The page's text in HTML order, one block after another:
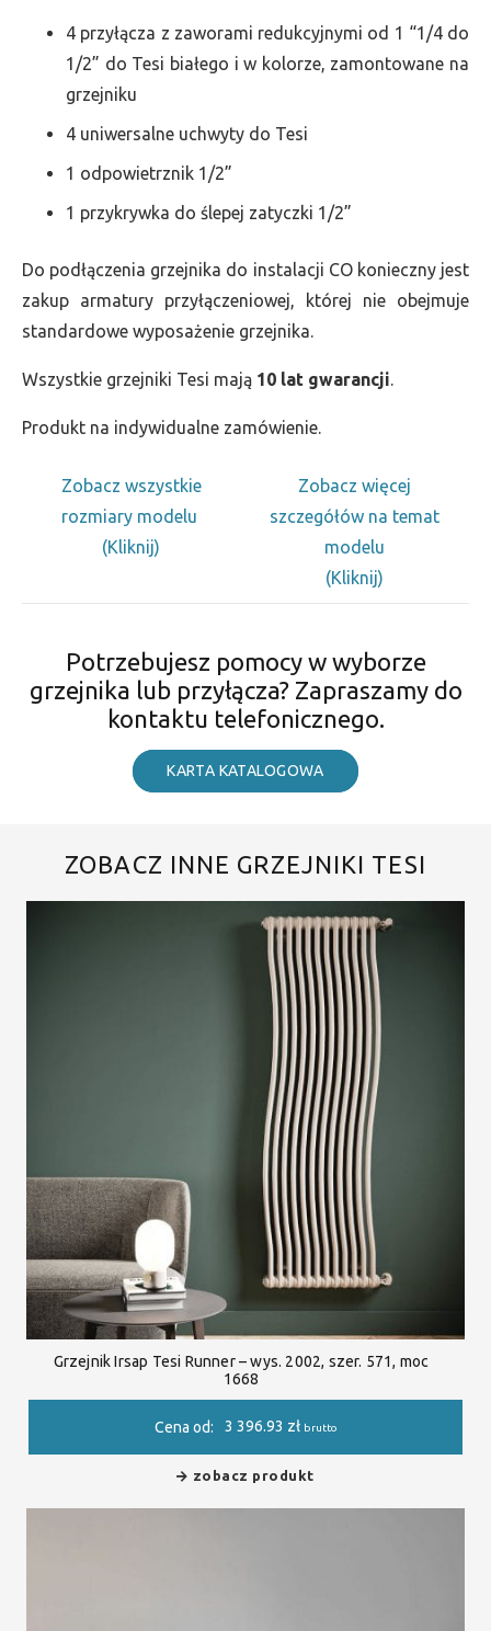
4 przyłącza z zaworami redukcyjnymi od 1 “1/4 do
1/2” do Tesi białego i w kolorze, zamontowane na
grzejniku
4 uniwersalne uchwyty do Tesi
1 odpowietrznik 1/2”
1 przykrywka do ślepej zatyczki 1/2”
Do podłączenia grzejnika do instalacji CO konieczny jest
zakup armatury przyłączeniowej, której nie obejmuje
standardowe wyposażenie grzejnika.
Wszystkie grzejniki Tesi mają 10 lat gwarancji.
Produkt na indywidualne zamówienie.
Zobacz wszystkie
rozmiary modelu
(Kliknij)
Zobacz więcej
szczegółów na temat
modelu
(Kliknij)
Potrzebujesz pomocy w wyborze
grzejnika lub przyłącza? Zapraszamy do
kontaktu telefonicznego.
KARTA KATALOGOWA
ZOBACZ INNE GRZEJNIKI TESI
Grzejnik Irsap Tesi Runner – wys. 2002, szer. 571, moc
1668
Cena od: 3 396.93 zł brutto
zobacz produkt